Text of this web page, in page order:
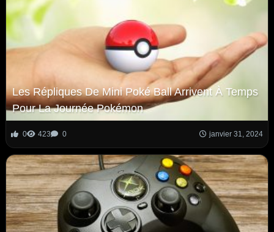
Les Répliques De Mini Poké Ball Arrivent À Temps
Pour La Journée Pokémon
0 423 0 janvier 31, 2024